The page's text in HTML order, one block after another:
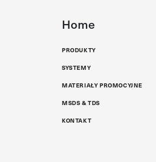
Home
PRODUKTY
SYSTEMY
MATERIAŁY PROMOCYJNE
MSDS & TDS
KONTAKT